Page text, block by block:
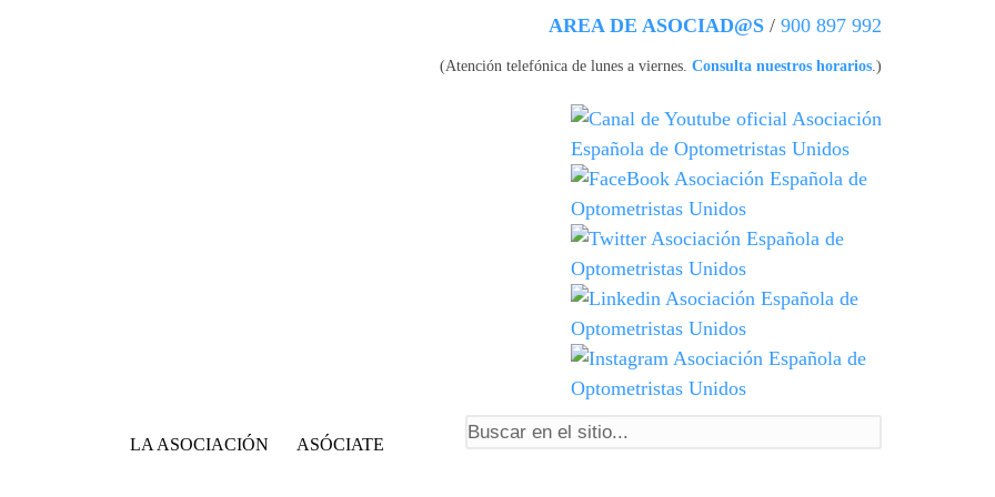
AREA DE ASOCIAD@S / 900 897 992
(Atención telefónica de lunes a viernes. Consulta nuestros horarios.)
LA ASOCIACIÓN ASÓCIATE